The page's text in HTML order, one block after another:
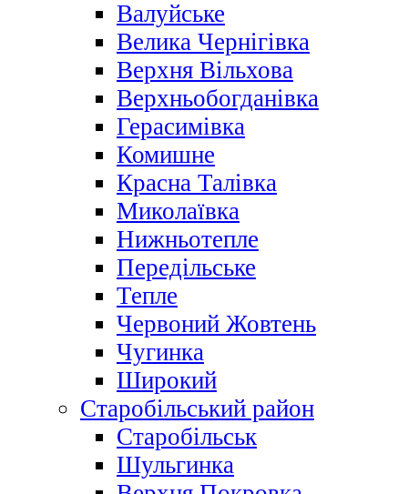
Валуйське
Велика Чернігівка
Верхня Вільхова
Верхньобогданівка
Герасимівка
Комишне
Красна Талівка
Миколаївка
Нижньотепле
Передільське
Тепле
Червоний Жовтень
Чугинка
Широкий
Старобільський район
Старобільськ
Шульгинка